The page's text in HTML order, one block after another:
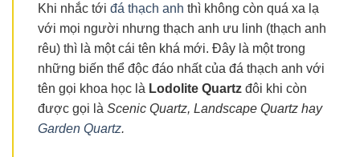
Khi nhắc tới đá thạch anh thì không còn quá xa lạ
với mọi người nhưng thạch anh ưu linh (thạch anh
rêu) thì là một cái tên khá mới. Đây là một trong
những biến thể độc đáo nhất của đá thạch anh với
tên gọi khoa học là Lodolite Quartz đôi khi còn
được gọi là Scenic Quartz, Landscape Quartz hay
Garden Quartz.